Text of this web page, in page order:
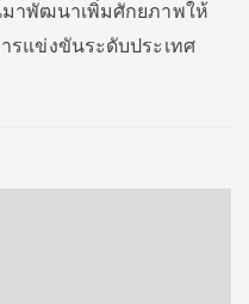
าพัฒนาเพิ่มศักยภาพให้
รแข่งขันระดับประเทศ